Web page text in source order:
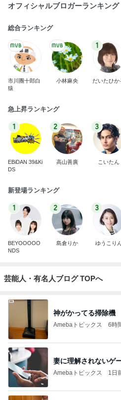
オフィシャルブロガーランキング
総合ランキング
市川團十郎白
猿
小林麻央
1
だいたひか
急上昇ランキング
1
EBiDAN 39&Ki
DS
2
高山善廣
3
こいたん
新登場ランキング
1
BEYOOOOO
NDS
2
島倉りか
3
ゆうこり
芸能人・有名人ブログ TOPへ
神がかってる掃除機
Amebaトピックス 6時
妻に理解されないゲ
Amebaトピックス 1日